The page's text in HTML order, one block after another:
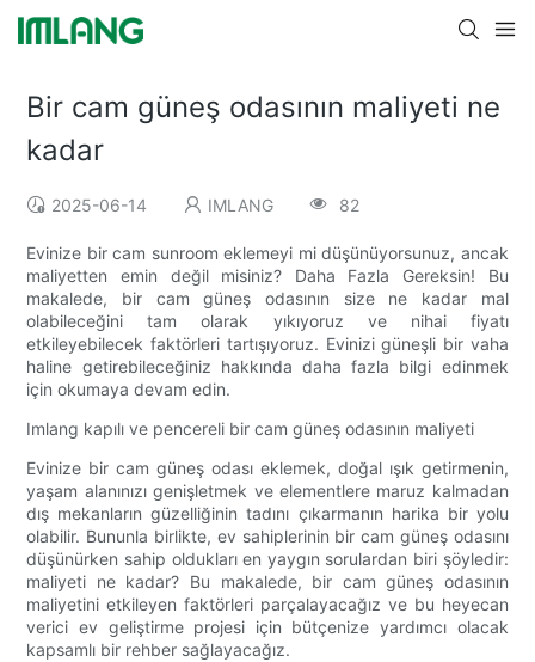
Bir cam güneş odasının maliyeti ne
kadar
2025-06-14 IMLANG 82
Evinize bir cam sunroom eklemeyi mi düşünüyorsunuz, ancak
maliyetten emin değil misiniz? Daha Fazla Gereksin! Bu
makalede, bir cam güneş odasının size ne kadar mal
olabileceğini tam olarak yıkıyoruz ve nihai fiyatı
etkileyebilecek faktörleri tartışıyoruz. Evinizi güneşli bir vaha
haline getirebileceğiniz hakkında daha fazla bilgi edinmek
için okumaya devam edin.
Imlang kapılı ve pencereli bir cam güneş odasının maliyeti
Evinize bir cam güneş odası eklemek, doğal ışık getirmenin,
yaşam alanınızı genişletmek ve elementlere maruz kalmadan
dış mekanların güzelliğinin tadını çıkarmanın harika bir yolu
olabilir. Bununla birlikte, ev sahiplerinin bir cam güneş odasını
düşünürken sahip oldukları en yaygın sorulardan biri şöyledir:
maliyeti ne kadar? Bu makalede, bir cam güneş odasının
maliyetini etkileyen faktörleri parçalayacağız ve bu heyecan
verici ev geliştirme projesi için bütçenize yardımcı olacak
kapsamlı bir rehber sağlayacağız.